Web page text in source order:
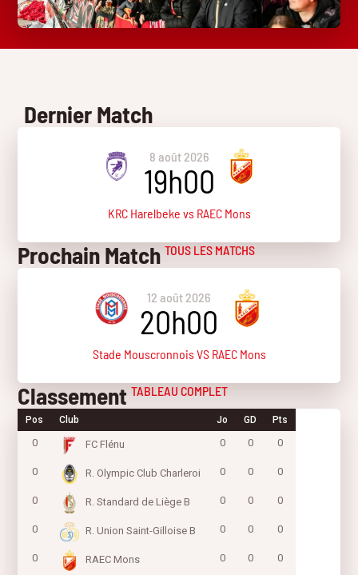
Dernier Match
8 août 2026
19h00
KRC Harelbeke vs RAEC Mons
Prochain Match TOUS LES MATCHS
12 août 2026
20h00
Stade Mouscronnois VS RAEC Mons
Classement TABLEAU COMPLET
Pos Club Jo GD Pts
0 FC Flénu 0 0 0
0 R. Olympic Club Charleroi 0 0 0
0 R. Standard de Liège B 0 0 0
0 R. Union Saint-Gilloise B 0 0 0
0 RAEC Mons 0 0 0